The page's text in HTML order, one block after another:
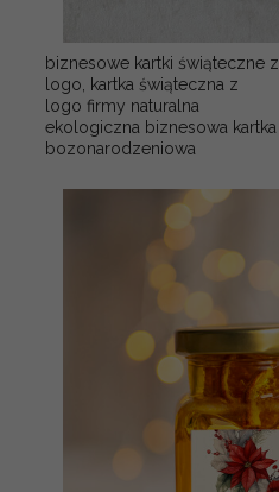
biznesowe kartki świąteczne z
logo, kartka świąteczna z
logo firmy naturalna
ekologiczna biznesowa kartka
bozonarodzeniowa